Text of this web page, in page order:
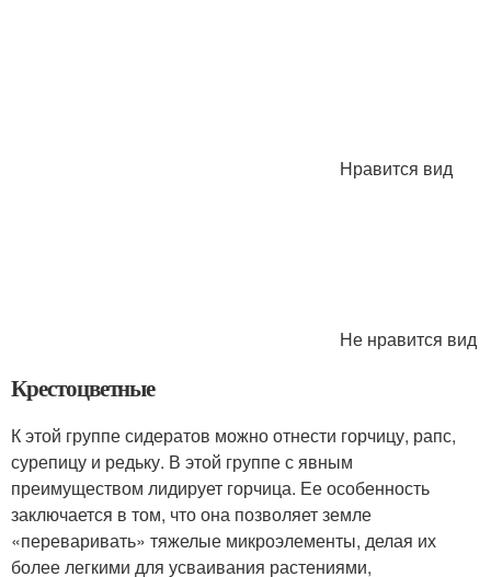
Нравится вид
Не нравится вид
Крестоцветные
К этой группе сидератов можно отнести горчицу, рапс,
сурепицу и редьку. В этой группе с явным
преимуществом лидирует горчица. Ее особенность
заключается в том, что она позволяет земле
«переваривать» тяжелые микроэлементы, делая их
более легкими для усваивания растениями,